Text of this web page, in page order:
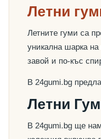
Летни
Летните гуми са
уникална шарка на
завой и по-къс
В 24gumi.bg
Летни
В 24gumi.bg ще